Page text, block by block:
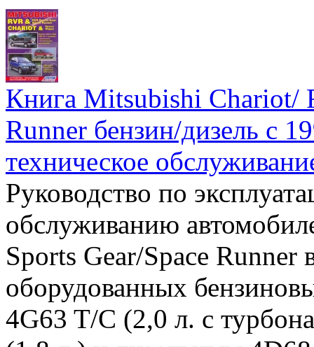
Книга Mitsubishi Chariot/
Runner бензин/дизель с
техническое
Руководство по
обслуживанию
Sports Gear/Space Runner
оборудованных
4G63 T/C (2,0 л. с